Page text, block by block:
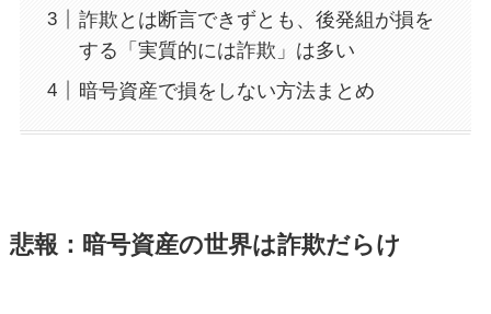
詐欺とは断言できずとも、後発組が損を
する「実質的には詐欺」は多い
暗号資産で損をしない方法まとめ
悲報：暗号資産の世界は詐欺だらけ